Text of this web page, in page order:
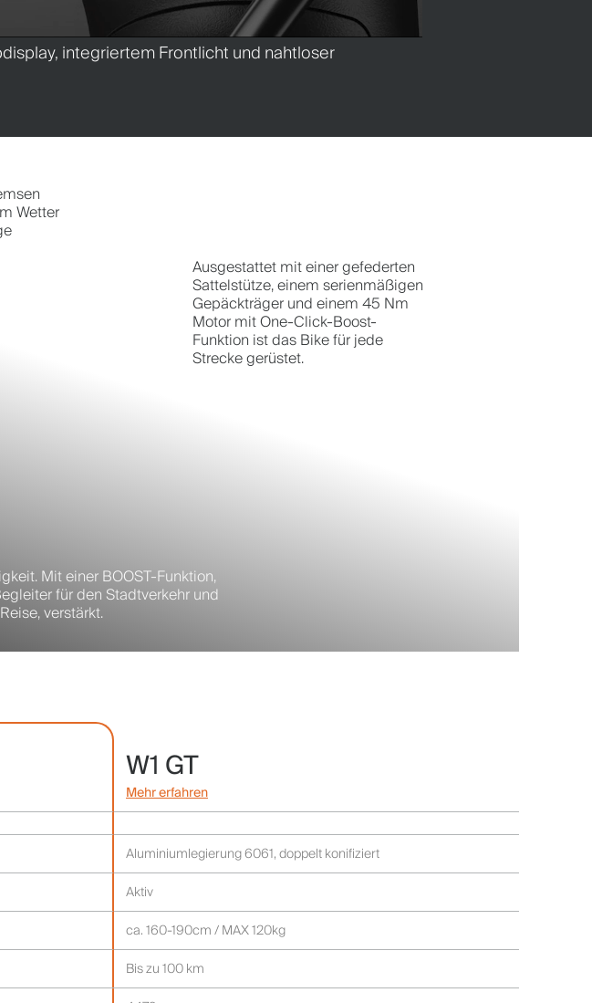
integriertem Frontlicht und nahtloser
Wetter
Ausgestattet mit einer gefederten
Sattelstütze, einem serienmäßigen
Gepäckträger und einem 45 Nm
Motor mit One-Click-Boost-
Funktion ist das Bike für jede
Strecke gerüstet.
Mit einer BOOST-Funktion,
für den Stadtverkehr und
verstärkt.
W1 GT
Mehr erfahren
Aluminiumlegierung 6061, doppelt konifiziert
Aktiv
ca. 160-190cm / MAX 120kg
Bis zu 100 km